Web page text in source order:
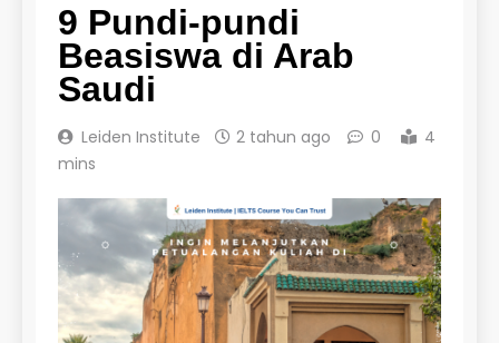
9 Pundi-pundi
Beasiswa di Arab
Saudi
Leiden Institute 2 tahun ago 0
4
mins